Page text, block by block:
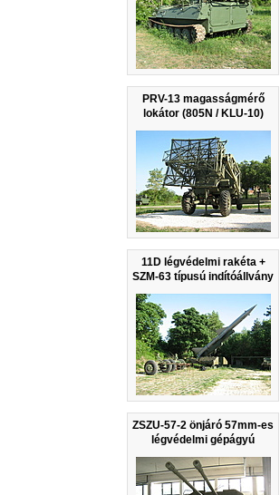
PRV-13 magasságmérő
lokátor (805N / KLU-10)
11D légvédelmi rakéta +
SZM-63 típusú indítóállvány
ZSZU-57-2 önjáró 57mm-es
légvédelmi gépágyú